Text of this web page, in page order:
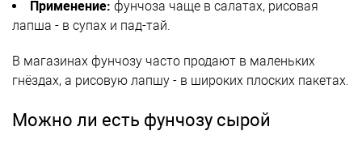
Применение: фунчоза чаще в салатах, рисовая
лапша - в супах и пад-тай.
В магазинах фунчозу часто продают в маленьких
гнёздах, а рисовую лапшу - в широких плоских пакетах.
Можно ли есть фунчозу сырой